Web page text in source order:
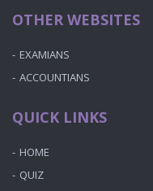
OTHER WEBSITES
EXAMIANS
ACCOUNTIANS
QUICK LINKS
HOME
QUIZ